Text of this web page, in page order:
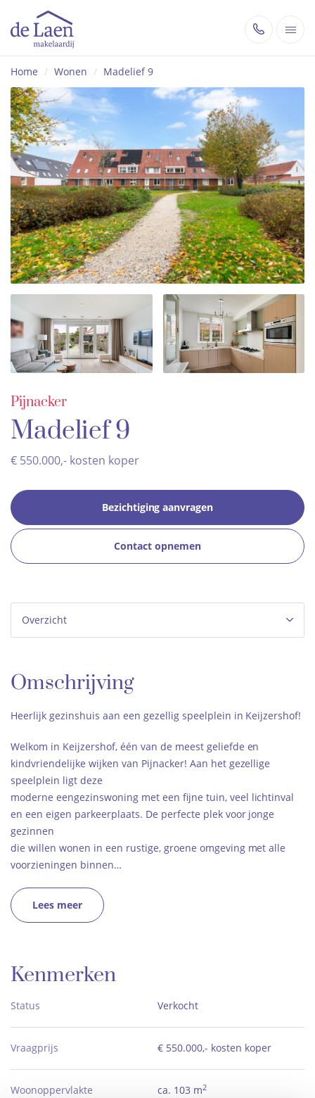
Home / Wonen / Madelief 9
Pijnacker
Madelief 9
€ 550.000,- kosten koper
Bezichtiging aanvragen
Contact opnemen
Overzicht
Omschrijving
Heerlijk gezinshuis aan een gezellig speelplein in Keijzershof!
Welkom in Keijzershof, één van de meest geliefde en
kindvriendelijke wijken van Pijnacker! Aan het gezellige
speelplein ligt deze
moderne een­gezinswoning met een fijne tuin, veel lichtinval
en een eigen parkeerplaats. De perfecte plek voor jonge
gezinnen
die willen wonen in een rustige, groene omgeving met alle
voorzieningen binnen…
Lees meer
Kenmerken
Status Verkocht
Vraagprijs € 550.000,- kosten koper
Woonoppervlakte ca. 103 m2